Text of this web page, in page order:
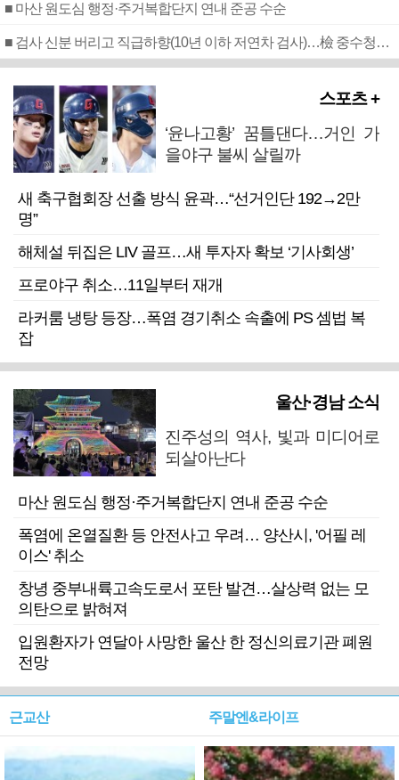
■ 마산 원도심 행정·주거복합단지 연내 준공 수순
■ 검사 신분 버리고 직급하향(10년 이하 저연차 검사)…檢 중수청행 기피
스포츠 +
‘윤나고황’ 꿈틀댄다…거인 가
을야구 불씨 살릴까
새 축구협회장 선출 방식 윤곽…“선거인단 192→2만
명”
해체설 뒤집은 LIV 골프…새 투자자 확보 ‘기사회생’
프로야구 취소…11일부터 재개
라커룸 냉탕 등장…폭염 경기취소 속출에 PS 셈법 복
잡
울산·경남 소식
진주성의 역사, 빛과 미디어로
되살아난다
마산 원도심 행정·주거복합단지 연내 준공 수순
폭염에 온열질환 등 안전사고 우려… 양산시, '어필 레
이스' 취소
창녕 중부내륙고속도로서 포탄 발견…살상력 없는 모
의탄으로 밝혀져
입원환자가 연달아 사망한 울산 한 정신의료기관 폐원
전망
근교산 주말엔&라이프